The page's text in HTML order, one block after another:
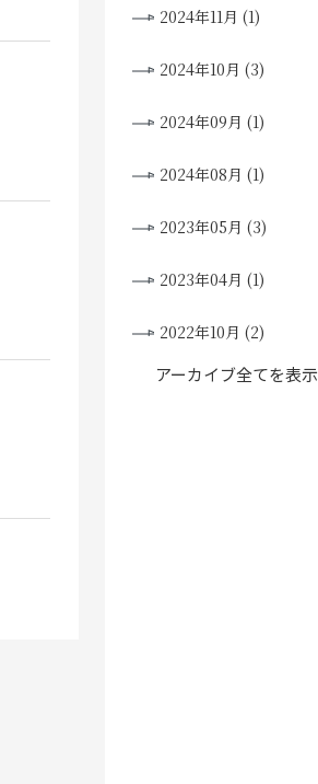
2024年11月 (1)
2024年10月 (3)
2024年09月 (1)
2024年08月 (1)
2023年05月 (3)
2023年04月 (1)
2022年10月 (2)
アーカイブ全てを表示